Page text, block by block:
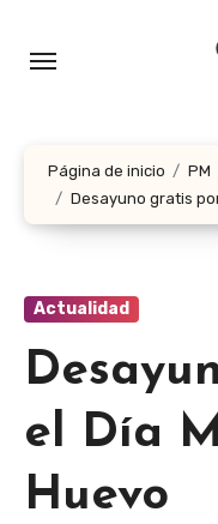
Página de inicio PM
Desayuno gratis
Actualidad
el Día
Huevo